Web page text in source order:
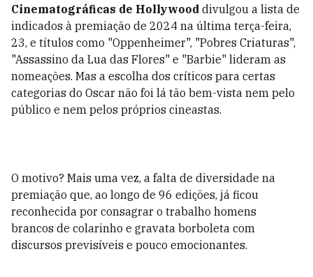
Cinematográficas de Hollywood divulgou a lista de
indicados à premiação de 2024 na última terça-feira,
23, e títulos como "Oppenheimer", "Pobres Criaturas",
"Assassino da Lua das Flores" e "Barbie" lideram as
nomeações. Mas a escolha dos críticos para certas
categorias do Oscar não foi lá tão bem-vista nem pelo
público e nem pelos próprios cineastas.
O motivo? Mais uma vez, a falta de diversidade na
premiação que, ao longo de 96 edições, já ficou
reconhecida por consagrar o trabalho homens
brancos de colarinho e gravata borboleta com
discursos previsíveis e pouco emocionantes.